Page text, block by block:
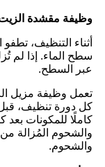
وظيفة مقشدة
أثناء التنظيف،
سطح الماء. إذا لم
عبر السطح.
تعمل وظيفة مزيل
كل دورة تنظيف،
كاملًا للمكونات
والشحوم المُزالة
والشحوم.